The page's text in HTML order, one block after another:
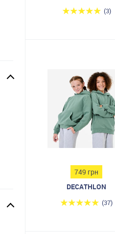
(3)
749 грн
DECATHLON
(37)